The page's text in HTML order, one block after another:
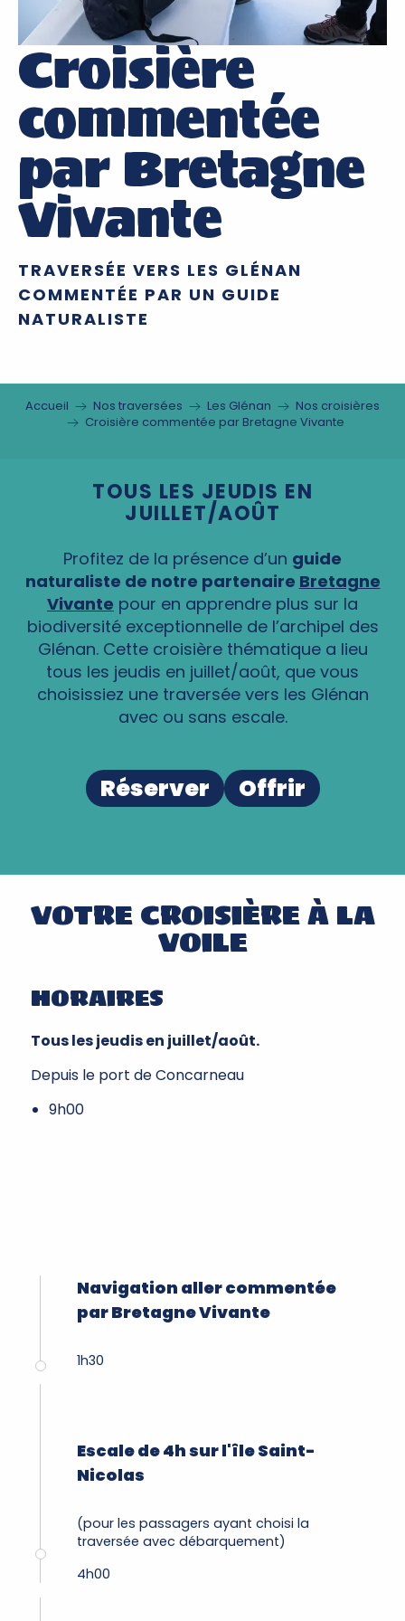
Croisière
commentée
par Bretagne
Vivante
TRAVERSÉE VERS LES GLÉNAN
COMMENTÉE PAR UN GUIDE
NATURALISTE
Accueil Nos traversées Les Glénan
Nos croisières
Croisière commentée par Bretagne Vivante
TOUS LES JEUDIS EN
JUILLET/AOÛT
Profitez de la présence d’un guide
naturaliste de notre partenaire Bretagne
Vivante pour en apprendre plus sur la
biodiversité exceptionnelle de l’archipel des
Glénan. Cette croisière thématique a lieu
tous les jeudis en juillet/août, que vous
choisissiez une traversée vers les Glénan
avec ou sans escale.
Réserver Offrir
VOTRE CROISIÈRE À LA
VOILE
HORAIRES
Tous les jeudis en juillet/août.
Depuis le port de Concarneau
9h00
Navigation aller commentée
par Bretagne Vivante
1h30
Escale de 4h sur l'île Saint-
Nicolas
(pour les passagers ayant choisi la
traversée avec débarquement)
4h00